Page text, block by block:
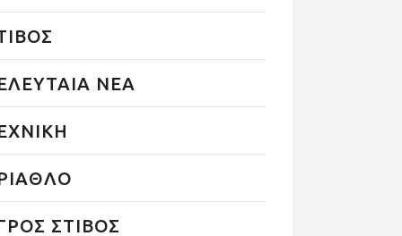
ΝΕΑ
ΣΤΙΒΟΣ